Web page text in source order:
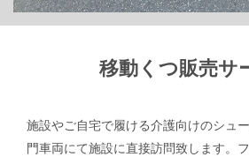
移動くつ販売サ
施設やご自宅で履ける介護向けのシュ
門車両にて施設に直接訪問致します。